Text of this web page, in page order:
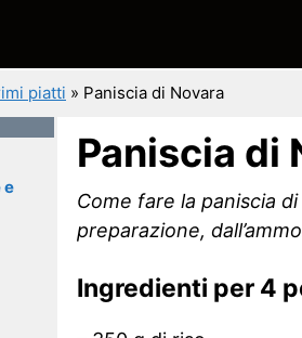
piatti » Paniscia di Novara
Paniscia di
Come fare la paniscia
preparazione,
Ingredienti per 4
e